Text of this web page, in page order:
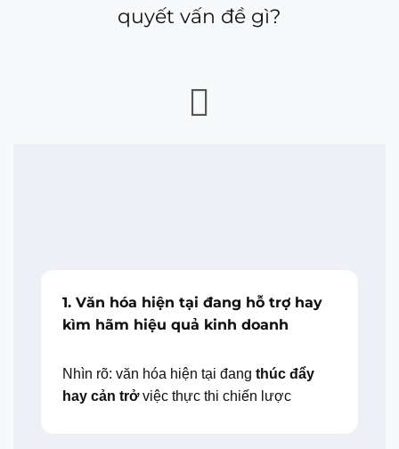
quyết vấn đề gì?
1. Văn hóa hiện tại đang hỗ trợ hay
kìm hãm hiệu quả kinh doanh
Nhìn rõ: văn hóa hiện tại đang thúc đẩy
hay cản trởviệc thực thi chiến lược